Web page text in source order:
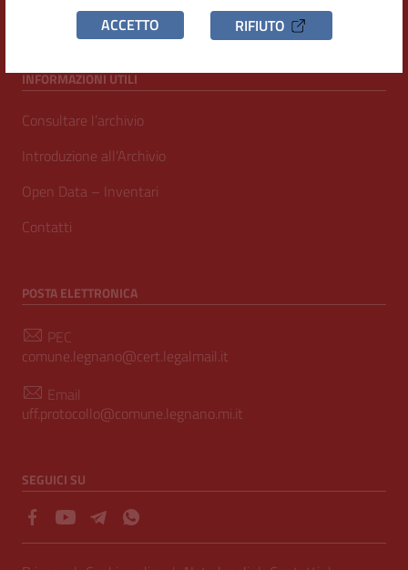
ACCETTO RIFIUTO
00807960158
INFORMAZIONI UTILI
Consultare l’archivio
Introduzione all’Archivio
Open Data – Inventari
Contatti
POSTA ELETTRONICA
PEC
comune.legnano@cert.legalmail.it
Email
uff.protocollo@comune.legnano.mi.it
SEGUICI SU